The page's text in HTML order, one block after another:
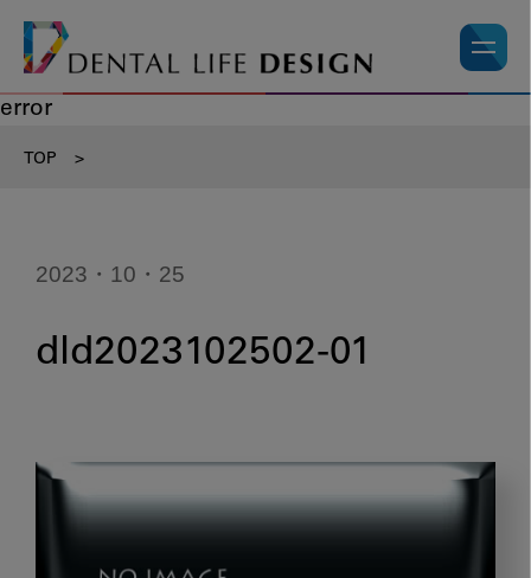
error
TOP >
2023・10・25
dld2023102502-01